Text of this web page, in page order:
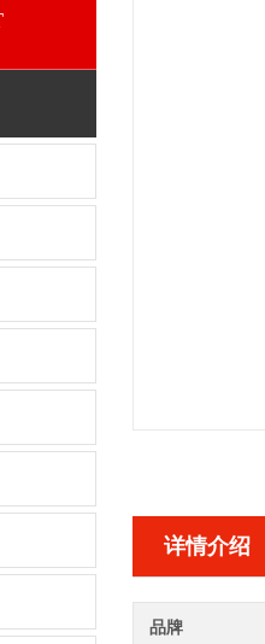
详情介绍
品牌